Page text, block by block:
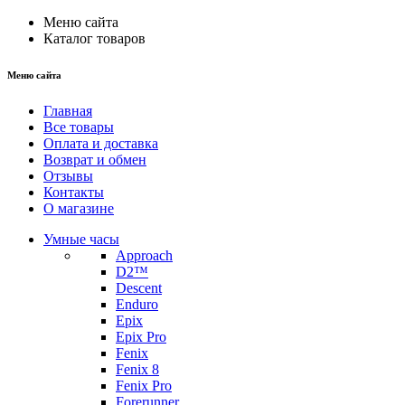
Меню сайта
Каталог товаров
Меню сайта
Главная
Все товары
Оплата и доставка
Возврат и обмен
Отзывы
Контакты
О магазине
Умные часы
Approach
D2™
Descent
Enduro
Epix
Epix Pro
Fenix
Fenix 8
Fenix Pro
Forerunner